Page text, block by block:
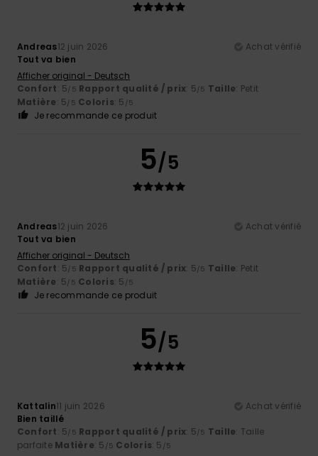
Andreas12 juin 2026
Achat vérifié
Tout va bien
Afficher original - Deutsch
Confort: 5/5 Rapport qualité / prix: 5/5 Taille: Petit
Matière: 5/5 Coloris: 5 /5
Je recommande ce produit
5/5
Andreas12 juin 2026
Achat vérifié
Tout va bien
Afficher original - Deutsch
Confort: 5/5 Rapport qualité / prix: 5/5 Taille: Petit
Matière: 5/5 Coloris: 5 /5
Je recommande ce produit
5/5
Kattalin11 juin 2026
Achat vérifié
Bien taillé
Confort: 5/5 Rapport qualité / prix: 5/5 Taille: Taille
parfaite Matière: 5 /5 Coloris: 5 /5